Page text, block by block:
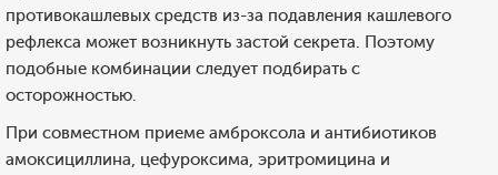
противокашлевых средств из-за подавления кашлевого
рефлекса может возникнуть застой секрета. Поэтому
подобные комбинации следует подбирать с
осторожностью.
При совместном приеме амброксола и антибиотиков
амоксициллина, цефуроксима, эритромицина и